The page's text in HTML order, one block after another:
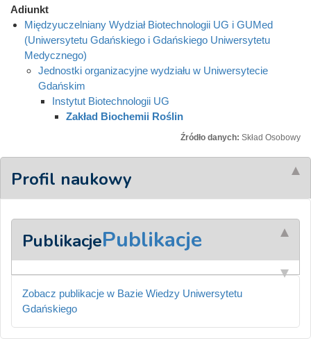
Adiunkt
Międzyuczelniany Wydział Biotechnologii UG i GUMed
(Uniwersytetu Gdańskiego i Gdańskiego Uniwersytetu
Medycznego)
Jednostki organizacyjne wydziału w Uniwersytecie
Gdańskim
Instytut Biotechnologii UG
Zakład Biochemii Roślin
Źródło danych: Skład Osobowy
Profil naukowy
PublikacjePublikacje
Zobacz publikacje w Bazie Wiedzy Uniwersytetu
Gdańskiego